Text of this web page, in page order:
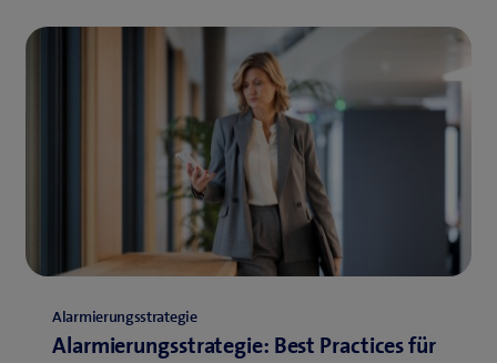
Alarmierungsstrategie
Alarmierungsstrategie: Best Practices für